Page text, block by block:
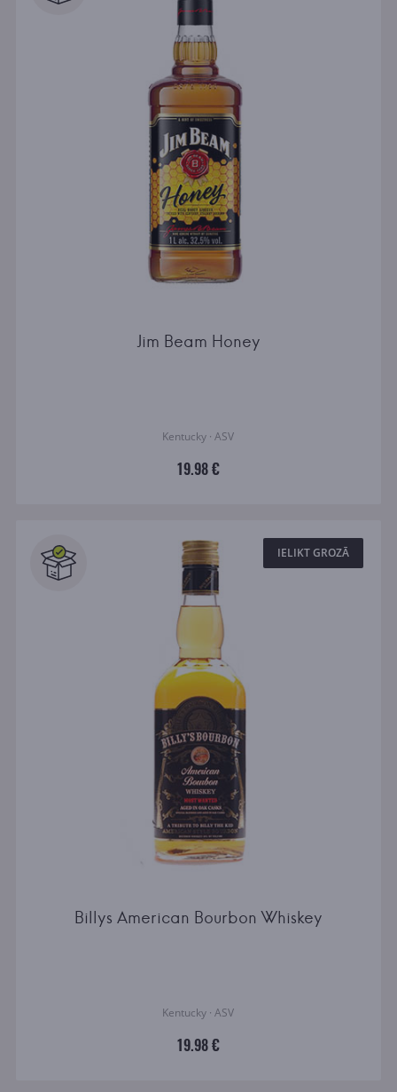
Jim Beam Honey
Kentucky · ASV
19.98 €
IELIKT GROZĀ
Billys American Bourbon Whiskey
Kentucky · ASV
19.98 €